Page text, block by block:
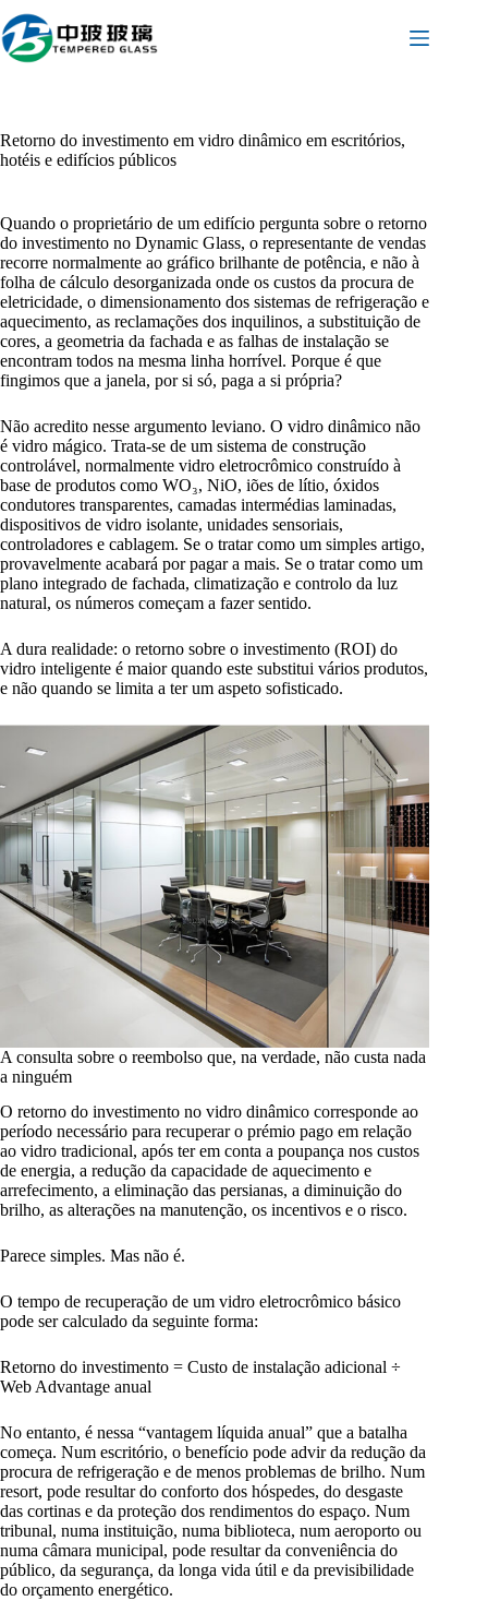
para
o
conteúdo
Retorno do investimento em vidro dinâmico em escritórios,
hotéis e edifícios públicos
Quando o proprietário de um edifício pergunta sobre o retorno
do investimento no Dynamic Glass, o representante de vendas
recorre normalmente ao gráfico brilhante de potência, e não à
folha de cálculo desorganizada onde os custos da procura de
eletricidade, o dimensionamento dos sistemas de refrigeração e
aquecimento, as reclamações dos inquilinos, a substituição de
cores, a geometria da fachada e as falhas de instalação se
encontram todos na mesma linha horrível. Porque é que
fingimos que a janela, por si só, paga a si própria?
Não acredito nesse argumento leviano. O vidro dinâmico não
é vidro mágico. Trata-se de um sistema de construção
controlável, normalmente vidro eletrocrômico construído à
base de produtos como WO₃, NiO, iões de lítio, óxidos
condutores transparentes, camadas intermédias laminadas,
dispositivos de vidro isolante, unidades sensoriais,
controladores e cablagem. Se o tratar como um simples artigo,
provavelmente acabará por pagar a mais. Se o tratar como um
plano integrado de fachada, climatização e controlo da luz
natural, os números começam a fazer sentido.
A dura realidade: o retorno sobre o investimento (ROI) do
vidro inteligente é maior quando este substitui vários produtos,
e não quando se limita a ter um aspeto sofisticado.
A consulta sobre o reembolso que, na verdade, não custa nada
a ninguém
O retorno do investimento no vidro dinâmico corresponde ao
período necessário para recuperar o prémio pago em relação
ao vidro tradicional, após ter em conta a poupança nos custos
de energia, a redução da capacidade de aquecimento e
arrefecimento, a eliminação das persianas, a diminuição do
brilho, as alterações na manutenção, os incentivos e o risco.
Parece simples. Mas não é.
O tempo de recuperação de um vidro eletrocrômico básico
pode ser calculado da seguinte forma:
Retorno do investimento = Custo de instalação adicional ÷
Web Advantage anual
No entanto, é nessa “vantagem líquida anual” que a batalha
começa. Num escritório, o benefício pode advir da redução da
procura de refrigeração e de menos problemas de brilho. Num
resort, pode resultar do conforto dos hóspedes, do desgaste
das cortinas e da proteção dos rendimentos do espaço. Num
tribunal, numa instituição, numa biblioteca, num aeroporto ou
numa câmara municipal, pode resultar da conveniência do
público, da segurança, da longa vida útil e da previsibilidade
do orçamento energético.